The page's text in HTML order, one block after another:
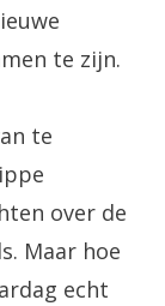
te zijn.
te
over de
Maar hoe
echt